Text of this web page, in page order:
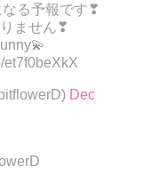
なる予報です❣
ません❣
et7f0beXkX
Dec